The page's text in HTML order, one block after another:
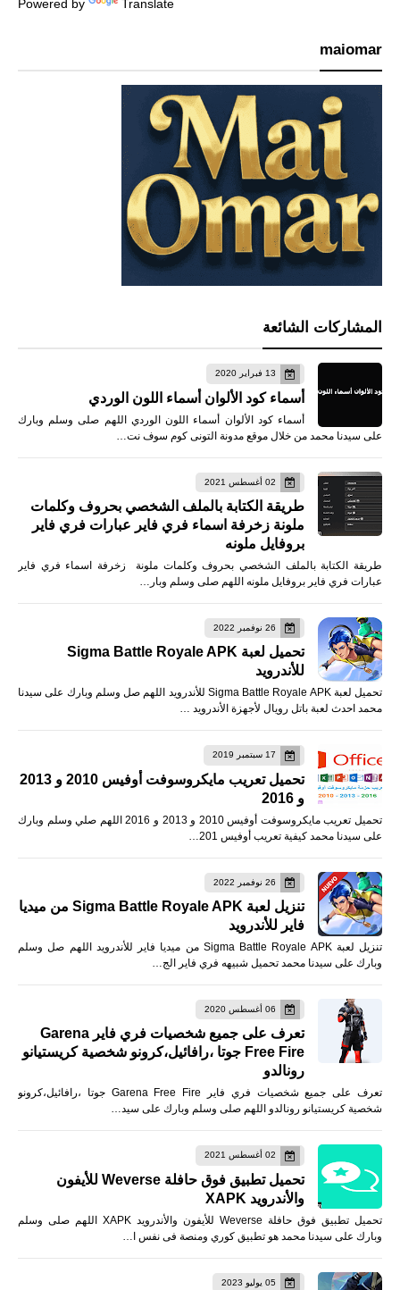
Powered by Translate
maiomar
المشاركات الشائعة
13 فبراير 2020
أسماء كود الألوان أسماء اللون الوردي
أسماء كود الألوان أسماء اللون الوردي اللهم صلى وسلم وبارك
على سيدنا محمد من خلال موقع مدونة التونى كوم سوف نت…
02 أغسطس 2021
طريقة الكتابة بالملف الشخصي بحروف وكلمات
ملونة زخرفة اسماء فري فاير عبارات فري فاير
بروفايل ملونه
طريقة الكتابة بالملف الشخصي بحروف وكلمات ملونة زخرفة اسماء فري فاير
عبارات فري فاير بروفايل ملونه اللهم صلى وسلم وبار…
26 نوفمبر 2022
تحميل لعبة Sigma Battle Royale APK
للأندرويد
تحميل لعبة Sigma Battle Royale APK للأندرويد اللهم صل وسلم وبارك على سيدنا
محمد احدث لعبة باتل رويال لأجهزة الأندرويد …
17 سبتمبر 2019
تحميل تعريب مايكروسوفت أوفيس 2010 و 2013
و 2016
تحميل تعريب مايكروسوفت أوفيس 2010 و 2013 و 2016 اللهم صلي وسلم وبارك
على سيدنا محمد كيفية تعريب أوفيس 201…
26 نوفمبر 2022
تنزيل لعبة Sigma Battle Royale APK من ميديا
فاير للأندرويد
تنزيل لعبة Sigma Battle Royale APK من ميديا فاير للأندرويد اللهم صل وسلم
وبارك على سيدنا محمد تحميل شبيهه فري فاير الج…
06 أغسطس 2020
تعرف على جميع شخصيات فري فاير Garena
Free Fire جوتا ،رافائيل،كرونو شخصية كريستيانو
رونالدو
تعرف على جميع شخصيات فري فاير Garena Free Fire جوتا ،رافائيل،كرونو
شخصية كريستيانو رونالدو اللهم صلى وسلم وبارك على سيد…
02 أغسطس 2021
تحميل تطبيق فوق حافلة Weverse للأيفون
والأندرويد XAPK
تحميل تطبيق فوق حافلة Weverse للأيفون والأندرويد XAPK اللهم صلى وسلم
وبارك على سيدنا محمد هو تطبيق كوري ومنصة فى نفس ا…
05 يوليو 2023